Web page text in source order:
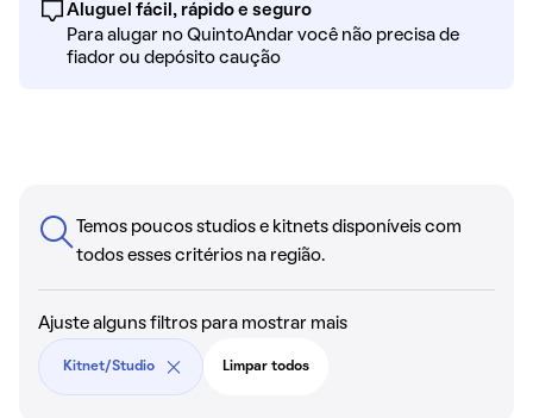
Aluguel fácil, rápido e seguro
Para alugar no QuintoAndar você não precisa de
fiador ou depósito caução
Temos poucos studios e kitnets disponíveis com
todos esses critérios na região.
Ajuste alguns filtros para mostrar mais
Kitnet/Studio Limpar todos